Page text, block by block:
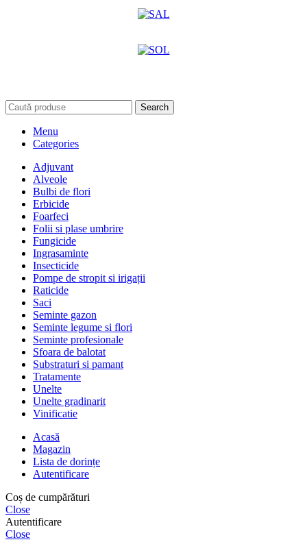
Search
Menu
Categories
Adjuvant
Alveole
Bulbi de flori
Erbicide
Foarfeci
Folii si plase umbrire
Fungicide
Ingrasaminte
Insecticide
Pompe de stropit si irigații
Raticide
Saci
Seminte gazon
Seminte legume si flori
Seminte profesionale
Sfoara de balotat
Substraturi si pamant
Tratamente
Unelte
Unelte gradinarit
Vinificatie
Acasă
Magazin
Lista de dorințe
Autentificare
Coș de cumpărături
Close
Autentificare
Close